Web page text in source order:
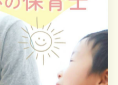
ントを押さえる
には、事前に自分の希望や
把握し、それに合った園を
です。特に吹田市では保育